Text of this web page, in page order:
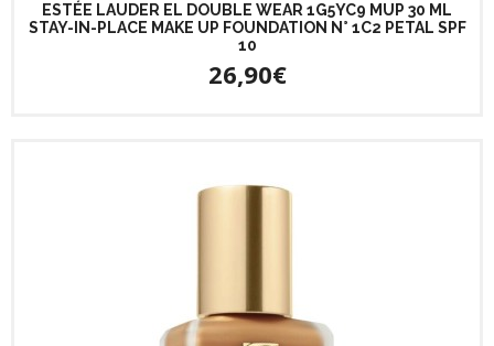
ESTÉE LAUDER EL DOUBLE WEAR 1G5YC9 MUP 30 ML
STAY-IN-PLACE MAKE UP FOUNDATION N° 1C2 PETAL SPF
10
26,90€